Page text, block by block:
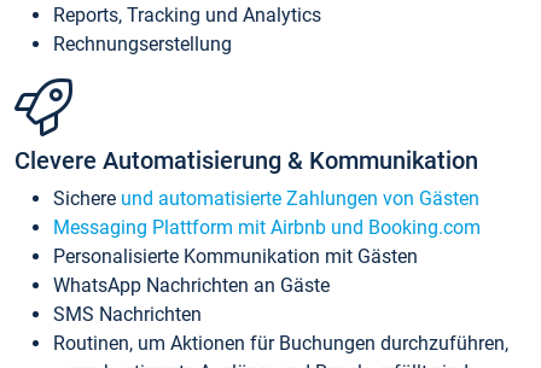
Reports, Tracking und Analytics
Rechnungserstellung
Clevere Automatisierung & Kommunikation
Sichere und automatisierte Zahlungen von Gästen
Messaging Plattform mit Airbnb und Booking.com
Personalisierte Kommunikation mit Gästen
WhatsApp Nachrichten an Gäste
SMS Nachrichten
Routinen, um Aktionen für Buchungen durchzuführen,